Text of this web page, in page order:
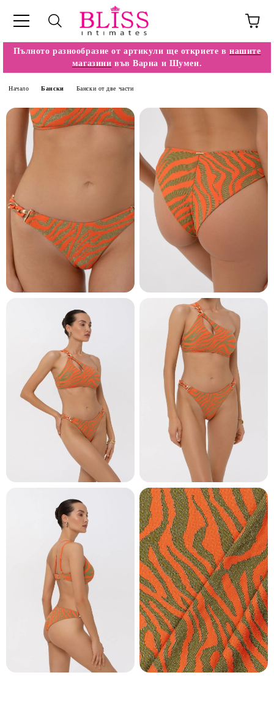
Пълното разнообразие от артикули ще откриете в нашите
магазини във Варна и Шумен.
Начало Бански Бански от две части